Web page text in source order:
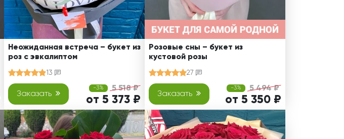
Неожиданная встреча – букет из
роз с эвкалиптом
13
Заказать
-3% 5 518 ₽
от 5 373 ₽
Розовые сны – букет из
кустовой розы
27
Заказать
-3% 5 494 ₽
от 5 350 ₽